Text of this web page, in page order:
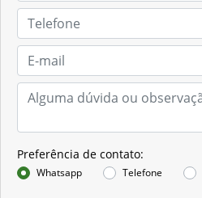
Preferência de contato:
Whatsapp Telefone